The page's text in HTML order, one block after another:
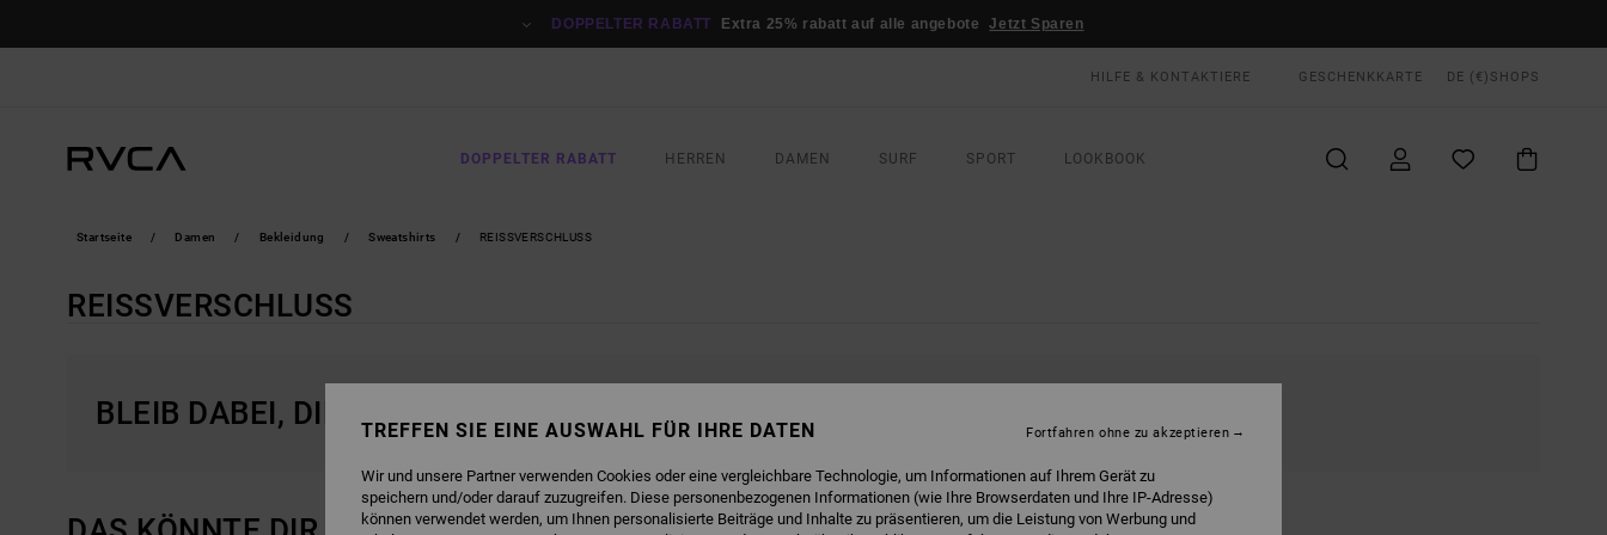
DOPPELTER RABATT Extra 25% rabatt auf alle angebote Jetzt Sparen
HILFE & KONTAKTIERE GESCHENKKARTE DE (€) SHOPS
DOPPELTER RABATT HERREN DAMEN SURF SPORT LOOKBOOK
Startseite Damen Bekleidung Sweatshirts REISSVERSCHLUSS
REISSVERSCHLUSS
BLEIB DABEI, DIE PRODUKTE SIND BALD WIEDER DA
TREFFEN SIE EINE AUSWAHL FÜR IHRE DATEN
Wir und unsere Partner verwenden Cookies oder eine vergleichbare Technologie, um Informationen auf Ihrem Gerät zu
speichern und/oder darauf zuzugreifen. Diese personenbezogenen Informationen (wie Ihre Browserdaten und Ihre IP-Adresse)
können verwendet werden, um Ihnen personalisierte Beiträge und Inhalte zu präsentieren, um die Leistung von Werbung und
Fortfahren ohne zu akzeptieren